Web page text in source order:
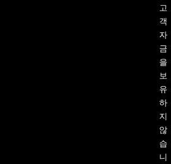
고
객
자
금
을
보
유
하
지
않
습
니